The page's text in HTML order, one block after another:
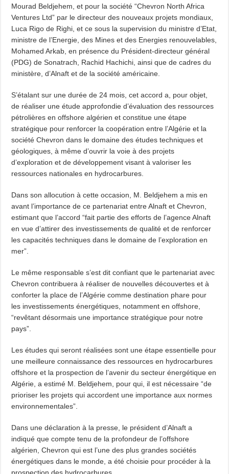
Mourad Beldjehem, et pour la société “Chevron North Africa
Ventures Ltd” par le directeur des nouveaux projets mondiaux,
Luca Rigo de Righi, et ce sous la supervision du ministre d’Etat,
ministre de l’Energie, des Mines et des Energies renouvelables,
Mohamed Arkab, en présence du Président-directeur général
(PDG) de Sonatrach, Rachid Hachichi, ainsi que de cadres du
ministère, d’Alnaft et de la société américaine.
S’étalant sur une durée de 24 mois, cet accord a, pour objet,
de réaliser une étude approfondie d’évaluation des ressources
pétrolières en offshore algérien et constitue une étape
stratégique pour renforcer la coopération entre l’Algérie et la
société Chevron dans le domaine des études techniques et
géologiques, à même d’ouvrir la voie à des projets
d’exploration et de développement visant à valoriser les
ressources nationales en hydrocarbures.
Dans son allocution à cette occasion, M. Beldjehem a mis en
avant l’importance de ce partenariat entre Alnaft et Chevron,
estimant que l’accord “fait partie des efforts de l’agence Alnaft
en vue d’attirer des investissements de qualité et de renforcer
les capacités techniques dans le domaine de l’exploration en
mer”.
Le même responsable s’est dit confiant que le partenariat avec
Chevron contribuera à réaliser de nouvelles découvertes et à
conforter la place de l’Algérie comme destination phare pour
les investissements énergétiques, notamment en offshore,
“revêtant désormais une importance stratégique pour notre
pays”.
Les études qui seront réalisées sont une étape essentielle pour
une meilleure connaissance des ressources en hydrocarbures
offshore et la prospection de l’avenir du secteur énergétique en
Algérie, a estimé M. Beldjehem, pour qui, il est nécessaire “de
prioriser les projets qui accordent une importance aux normes
environnementales”.
Dans une déclaration à la presse, le président d’Alnaft a
indiqué que compte tenu de la profondeur de l’offshore
algérien, Chevron qui est l’une des plus grandes sociétés
énergétiques dans le monde, a été choisie pour procéder à la